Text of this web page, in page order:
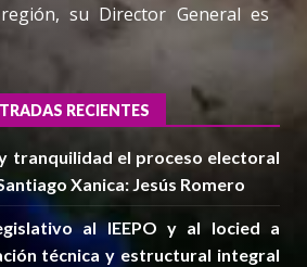
su Director General es
RECIENTES
tranquilidad el proceso electoral
Xanica: Jesús Romero
al IEEPO y al Iocied a
técnica y estructural integral